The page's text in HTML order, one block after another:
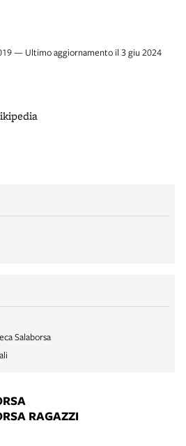
— Ultimo aggiornamento il 3 giu 2024
Salaborsa
RAGAZZI